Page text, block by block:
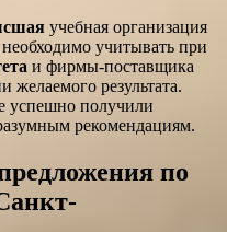
учебная организация
учитывать при
и фирмы-поставщика
желаемого результата.
успешно получили
рекомендациям.
по